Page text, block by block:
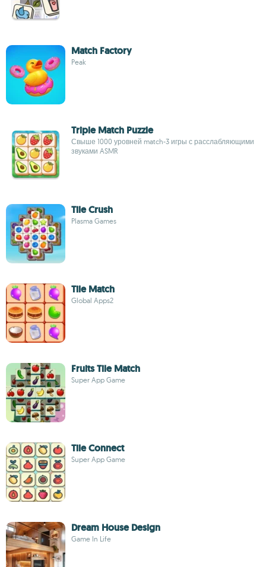
Match Factory
Peak
Triple Match Puzzle
Свыше 1000 уровней match-3 игры с расслабляющими
звуками ASMR
Tile Crush
Plasma Games
Tile Match
Global Apps2
Fruits Tile Match
Super App Game
Tile Connect
Super App Game
Dream House Design
Game In Life